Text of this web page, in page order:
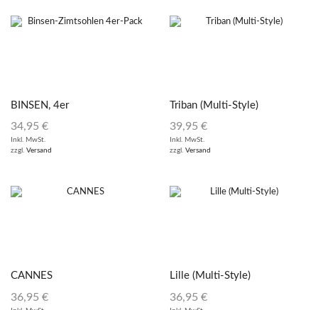
BINSEN, 4er
Vorteilspack
34,95 €
Inkl. MwSt.
zzgl. Versand
Triban (Multi-Style)
39,95 €
Inkl. MwSt.
zzgl. Versand
CANNES
36,95 €
Lille (Multi-Style)
36,95 €